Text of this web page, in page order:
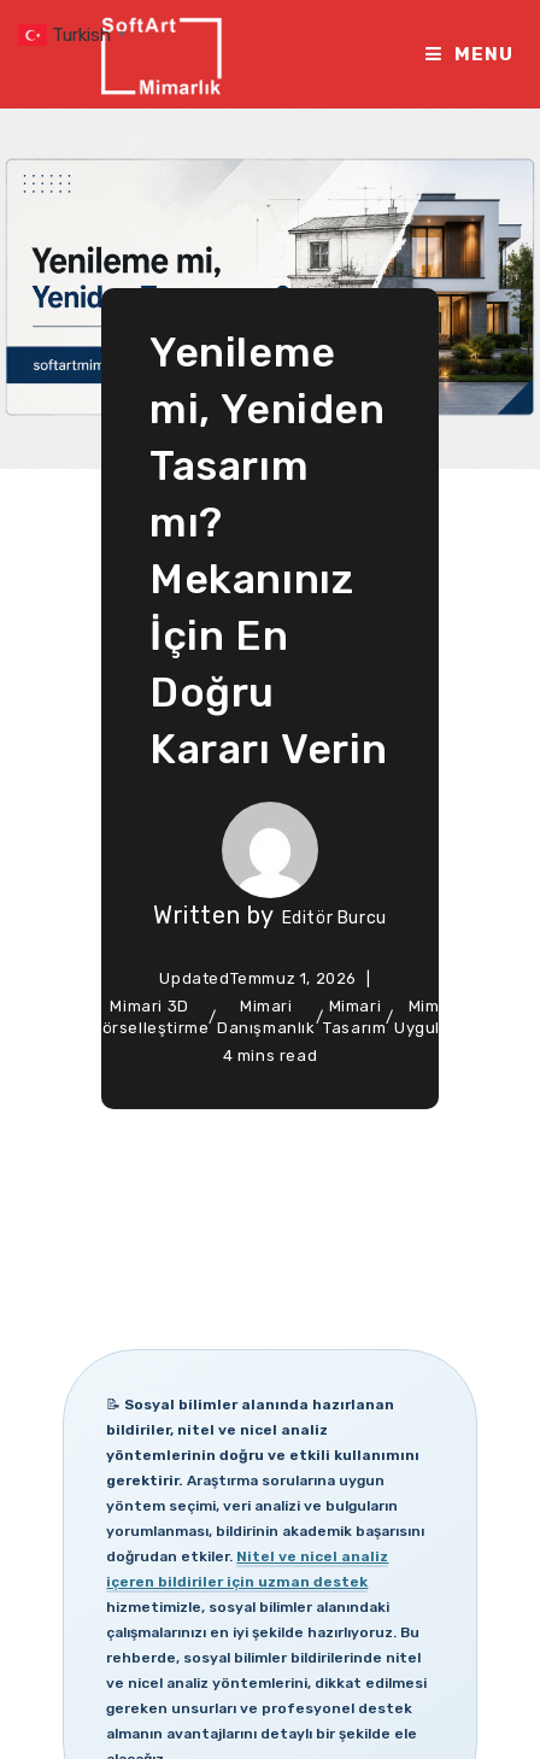
MENU
Yenileme
mi, Yeniden
Tasarım
mı?
Mekanınız
İçin En
Doğru
Kararı Verin
Written by Editör Burcu
UpdatedTemmuz 1, 2026
Mimari 3D
Görselleştirme
/
Mimari
Danışmanlık
/
Mimari
Tasarım
/
Mimari
Uygulama
4 mins read
📝 Sosyal bilimler alanında hazırlanan
bildiriler, nitel ve nicel analiz
yöntemlerinin doğru ve etkili kullanımını
gerektirir. Araştırma sorularına uygun
yöntem seçimi, veri analizi ve bulguların
yorumlanması, bildirinin akademik başarısını
doğrudan etkiler. Nitel ve nicel analiz
içeren bildiriler için uzman destek
hizmetimizle, sosyal bilimler alanındaki
çalışmalarınızı en iyi şekilde hazırlıyoruz. Bu
rehberde, sosyal bilimler bildirilerinde nitel
ve nicel analiz yöntemlerini, dikkat edilmesi
gereken unsurları ve profesyonel destek
almanın avantajlarını detaylı bir şekilde ele
Turkish ▼